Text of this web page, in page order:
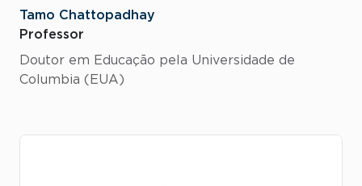
Tamo Chattopadhay
Professor
Doutor em Educação pela Universidade de
Columbia (EUA)